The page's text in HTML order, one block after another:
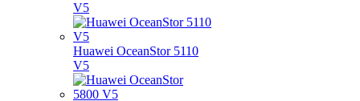
V5
Huawei OceanStor 5110
V5